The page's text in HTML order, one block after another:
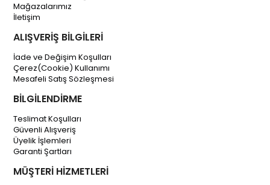
Mağazalarımız
İletişim
ALIŞVERİŞ BİLGİLERİ
İade ve Değişim Koşulları
Çerez(Cookie) Kullanımı
Mesafeli Satış Sözleşmesi
BİLGİLENDİRME
Teslimat Koşulları
Güvenli Alışveriş
Üyelik İşlemleri
Garanti Şartları
MÜŞTERİ HİZMETLERİ